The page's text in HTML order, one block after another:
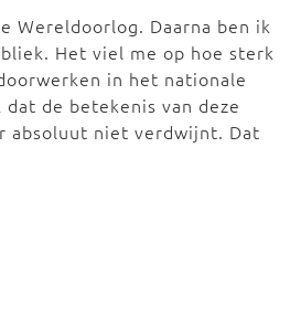
Wereldoorlog. Daarna ben ik
Het viel me op hoe sterk
in het nationale
de betekenis van deze
absoluut niet verdwijnt. Dat